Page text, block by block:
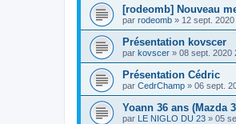
[rodeomb] Nouveau
par rodeomb » 12 sept.
Présentation kovscer
par kovscer » 08 sept. 2020
Présentation Cédric
par CedrChamp » 06 sept.
Yoann 36 ans (Mazda
par LE NIGLO DU 23 » 05